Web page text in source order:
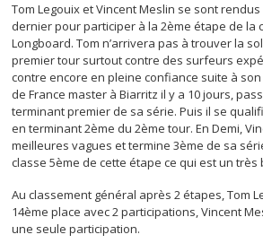
Tom Legouix et Vincent Meslin se sont
dernier pour participer à la 2ème étape de la
Longboard. Tom n’arrivera pas à trouver la
premier tour surtout contre des surfeurs
contre encore en pleine confiance suite à
de France master à Biarritz il y a 10 jours,
terminant premier de sa série. Puis il se
en terminant 2ème du 2ème tour. En Demi,
meilleures vagues et termine 3ème de sa
classe 5ème de cette étape ce qui est un très
Au classement général après 2 étapes, Tom
14ème place avec 2 participations, Vincent
une seule participation.